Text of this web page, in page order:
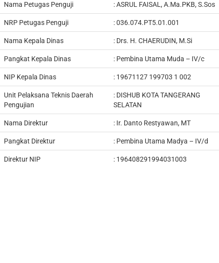
Nama Petugas Penguji :ASRUL FAISAL, A.Ma.PKB, S.Sos
NRP Petugas Penguji :036.074.PT5.01.001
Nama Kepala Dinas : Drs. H. CHAERUDIN, M.Si
Pangkat Kepala Dinas : Pembina Utama Muda – IV/c
NIP Kepala Dinas : 19671127 199703 1 002
Unit Pelaksana Teknis Daerah
Pengujian
: DISHUB KOTA TANGERANG
SELATAN
Nama Direktur : Ir. Danto Restyawan, MT
Pangkat Direktur : Pembina Utama Madya – IV/d
Direktur NIP : 196408291994031003